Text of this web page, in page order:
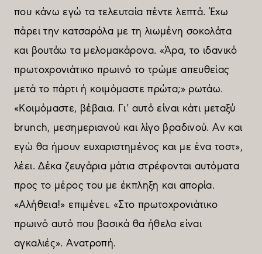
που κάνω εγώ τα τελευταία πέντε λεπτά. Έχω
πάρει την κατσαρόλα µε τη λιωµένη σοκολάτα
και βουτάω τα µελοµακάρονα. «Άρα, το ιδανικό
πρωτοχρονιάτικο πρωινό το τρώµε απευθείας
µετά το πάρτι ή κοιµόµαστε πρώτα;» ρωτάω.
«Κοιµόµαστε, βέβαια. Γι’ αυτό είναι κάτι µεταξύ
brunch, µεσηµεριανού και λίγο βραδινού. Αν και
εγώ θα ήµουν ευχαριστηµένος και µε ένα τοστ»,
λέει. Δέκα ζευγάρια µάτια στρέφονται αυτόµατα
προς το µέρος του µε έκπληξη και απορία.
«Αλήθεια!» επιµένει. «Στο πρωτοχρονιάτικο
πρωινό αυτό που βασικά θα ήθελα είναι
αγκαλιές». Ανατροπή.